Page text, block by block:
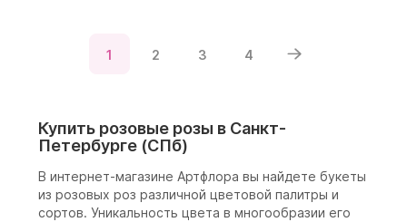
1 2 3 4
Купить розовые розы в Санкт-
Петербурге (СПб)
В интернет-магазине Артфлора вы найдете букеты
из розовых роз различной цветовой палитры и
сортов. Уникальность цвета в многообразии его